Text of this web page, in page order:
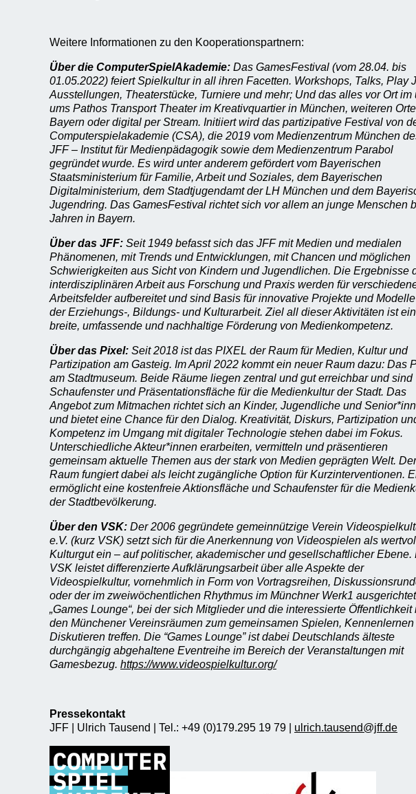
Weitere Informationen zu den Kooperationspartnern:
Über die ComputerSpielAkademie: Das GamesFestival (vom 28.04. bis
01.05.2022) feiert Spielkultur in all ihren Facetten. Workshops, Talks, Play
Ausstellungen, Theaterstücke, Turniere und mehr; Und das alles vor Ort im
ums Pathos Transport Theater im Kreativquartier in München, weiteren
Bayern oder digital per Stream. Initiiert wird das partizipative Festival von
Computerspielakademie (CSA), die 2019 vom Medienzentrum München
JFF – Institut für Medienpädagogik sowie dem Medienzentrum Parabol
gegründet wurde. Es wird unter anderem gefördert vom Bayerischen
Staatsministerium für Familie, Arbeit und Soziales, dem Bayerischen
Digitalministerium, dem Stadtjugendamt der LH München und dem
Jugendring. Das GamesFestival richtet sich vor allem an junge Menschen
Jahren in Bayern.
Über das JFF: Seit 1949 befasst sich das JFF mit Medien und medialen
Phänomenen, mit Trends und Entwicklungen, mit Chancen und möglichen
Schwierigkeiten aus Sicht von Kindern und Jugendlichen. Die Ergebnisse
interdisziplinären Arbeit aus Forschung und Praxis werden für
Arbeitsfelder aufbereitet und sind Basis für innovative Projekte und
der Erziehungs-, Bildungs- und Kulturarbeit. Ziel all dieser Aktivitäten ist
breite, umfassende und nachhaltige Förderung von Medienkompetenz.
Über das Pixel: Seit 2018 ist das PIXEL der Raum für Medien, Kultur und
Partizipation am Gasteig. Im April 2022 kommt ein neuer Raum dazu: Das
am Stadtmuseum. Beide Räume liegen zentral und gut erreichbar und sind
Schaufenster und Präsentationsfläche für die Medienkultur der Stadt. Das
Angebot zum Mitmachen richtet sich an Kinder, Jugendliche und
und bietet eine Chance für den Dialog. Kreativität, Diskurs, Partizipation
Kompetenz im Umgang mit digitaler Technologie stehen dabei im Fokus.
Unterschiedliche Akteur*innen erarbeiten, vermitteln und präsentieren
gemeinsam aktuelle Themen aus der stark von Medien geprägten Welt. Der
Raum fungiert dabei als leicht zugängliche Option für Kurzinterventionen.
ermöglicht eine kostenfreie Aktionsfläche und Schaufenster für die
der Stadtbevölkerung.
Über den VSK: Der 2006 gegründete gemeinnützige Verein
e.V. (kurz VSK) setzt sich für die Anerkennung von Videospielen als
Kulturgut ein – auf politischer, akademischer und gesellschaftlicher Ebene.
VSK leistet differenzierte Aufklärungsarbeit über alle Aspekte der
Videospielkultur, vornehmlich in Form von Vortragsreihen,
oder der im zweiwöchentlichen Rhythmus im Münchner Werk1
„Games Lounge“, bei der sich Mitglieder und die interessierte Öffentlichkeit
den Münchener Vereinsräumen zum gemeinsamen Spielen,
Diskutieren treffen. Die “Games Lounge” ist dabei Deutschlands älteste
durchgängig abgehaltene Eventreihe im Bereich der Veranstaltungen mit
Gamesbezug. https://www.videospielkultur.org/
Pressekontakt
JFF | Ulrich Tausend | Tel.: +49 (0)179.295 19 79 | ulrich.tausend@jff.de